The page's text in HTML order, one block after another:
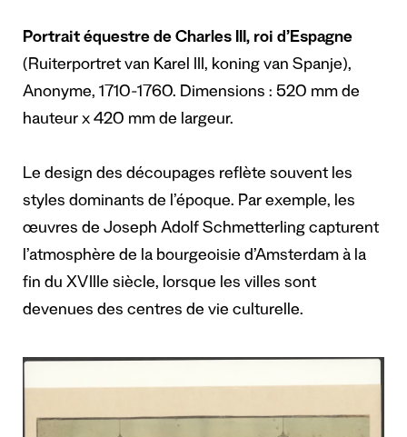
Portrait équestre de Charles III, roi d’Espagne
(Ruiterportret van Karel III, koning van Spanje),
Anonyme, 1710-1760. Dimensions : 520 mm de
hauteur x 420 mm de largeur.
Le design des découpages reflète souvent les
styles dominants de l’époque. Par exemple, les
œuvres de Joseph Adolf Schmetterling capturent
l’atmosphère de la bourgeoisie d’Amsterdam à la
fin du XVIIIe siècle, lorsque les villes sont
devenues des centres de vie culturelle.